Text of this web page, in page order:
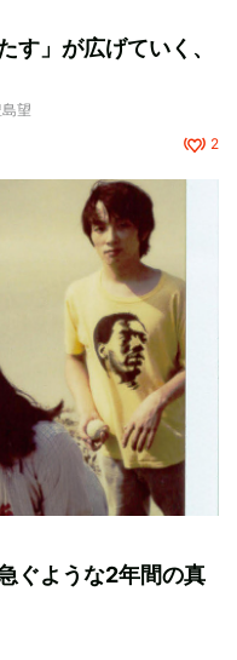
す」が広げていく、
望
2
ぐような2年間の真